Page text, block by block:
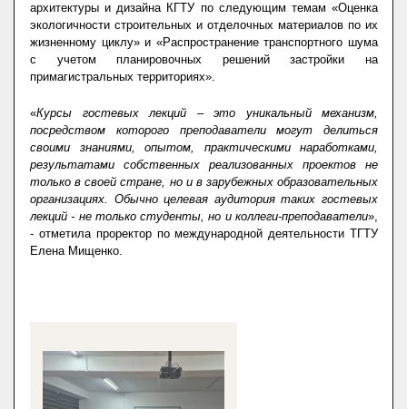
архитектуры и дизайна КГТУ по следующим темам «Оценка
экологичности строительных и отделочных материалов по их
жизненному циклу» и «Распространение транспортного шума
с учетом планировочных решений застройки на
примагистральных территориях».
«Курсы гостевых лекций – это уникальный механизм,
посредством которого преподаватели могут делиться
своими знаниями, опытом, практическими наработками,
результатами собственных реализованных проектов не
только в своей стране, но и в зарубежных образовательных
организациях. Обычно целевая аудитория таких гостевых
лекций - не только студенты, но и коллеги-преподаватели»,
- отметила проректор по международной деятельности ТГТУ
Елена Мищенко.